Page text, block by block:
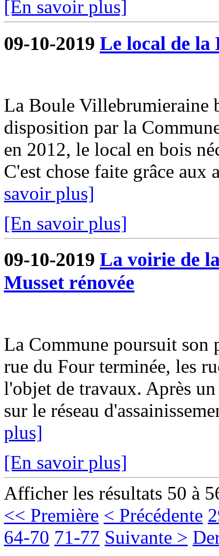
[En savoir plus]
09-10-2019 Le local de
La Boule Villebrumieraine
disposition par la
en 2012, le local en bois
C'est chose faite grâce aux
savoir plus]
[En savoir plus]
09-10-2019 La voirie de
Musset rénovée
La Commune poursuit
rue du Four terminée, les
l'objet de travaux. Après un
sur le réseau
plus]
[En savoir plus]
Afficher les résultats 50 à
<< Première < Précédente
64-70 71-77 Suivante >